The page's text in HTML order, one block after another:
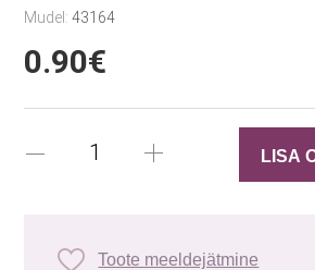
Mudel:43164
0.90€
Toote meeldejätmine